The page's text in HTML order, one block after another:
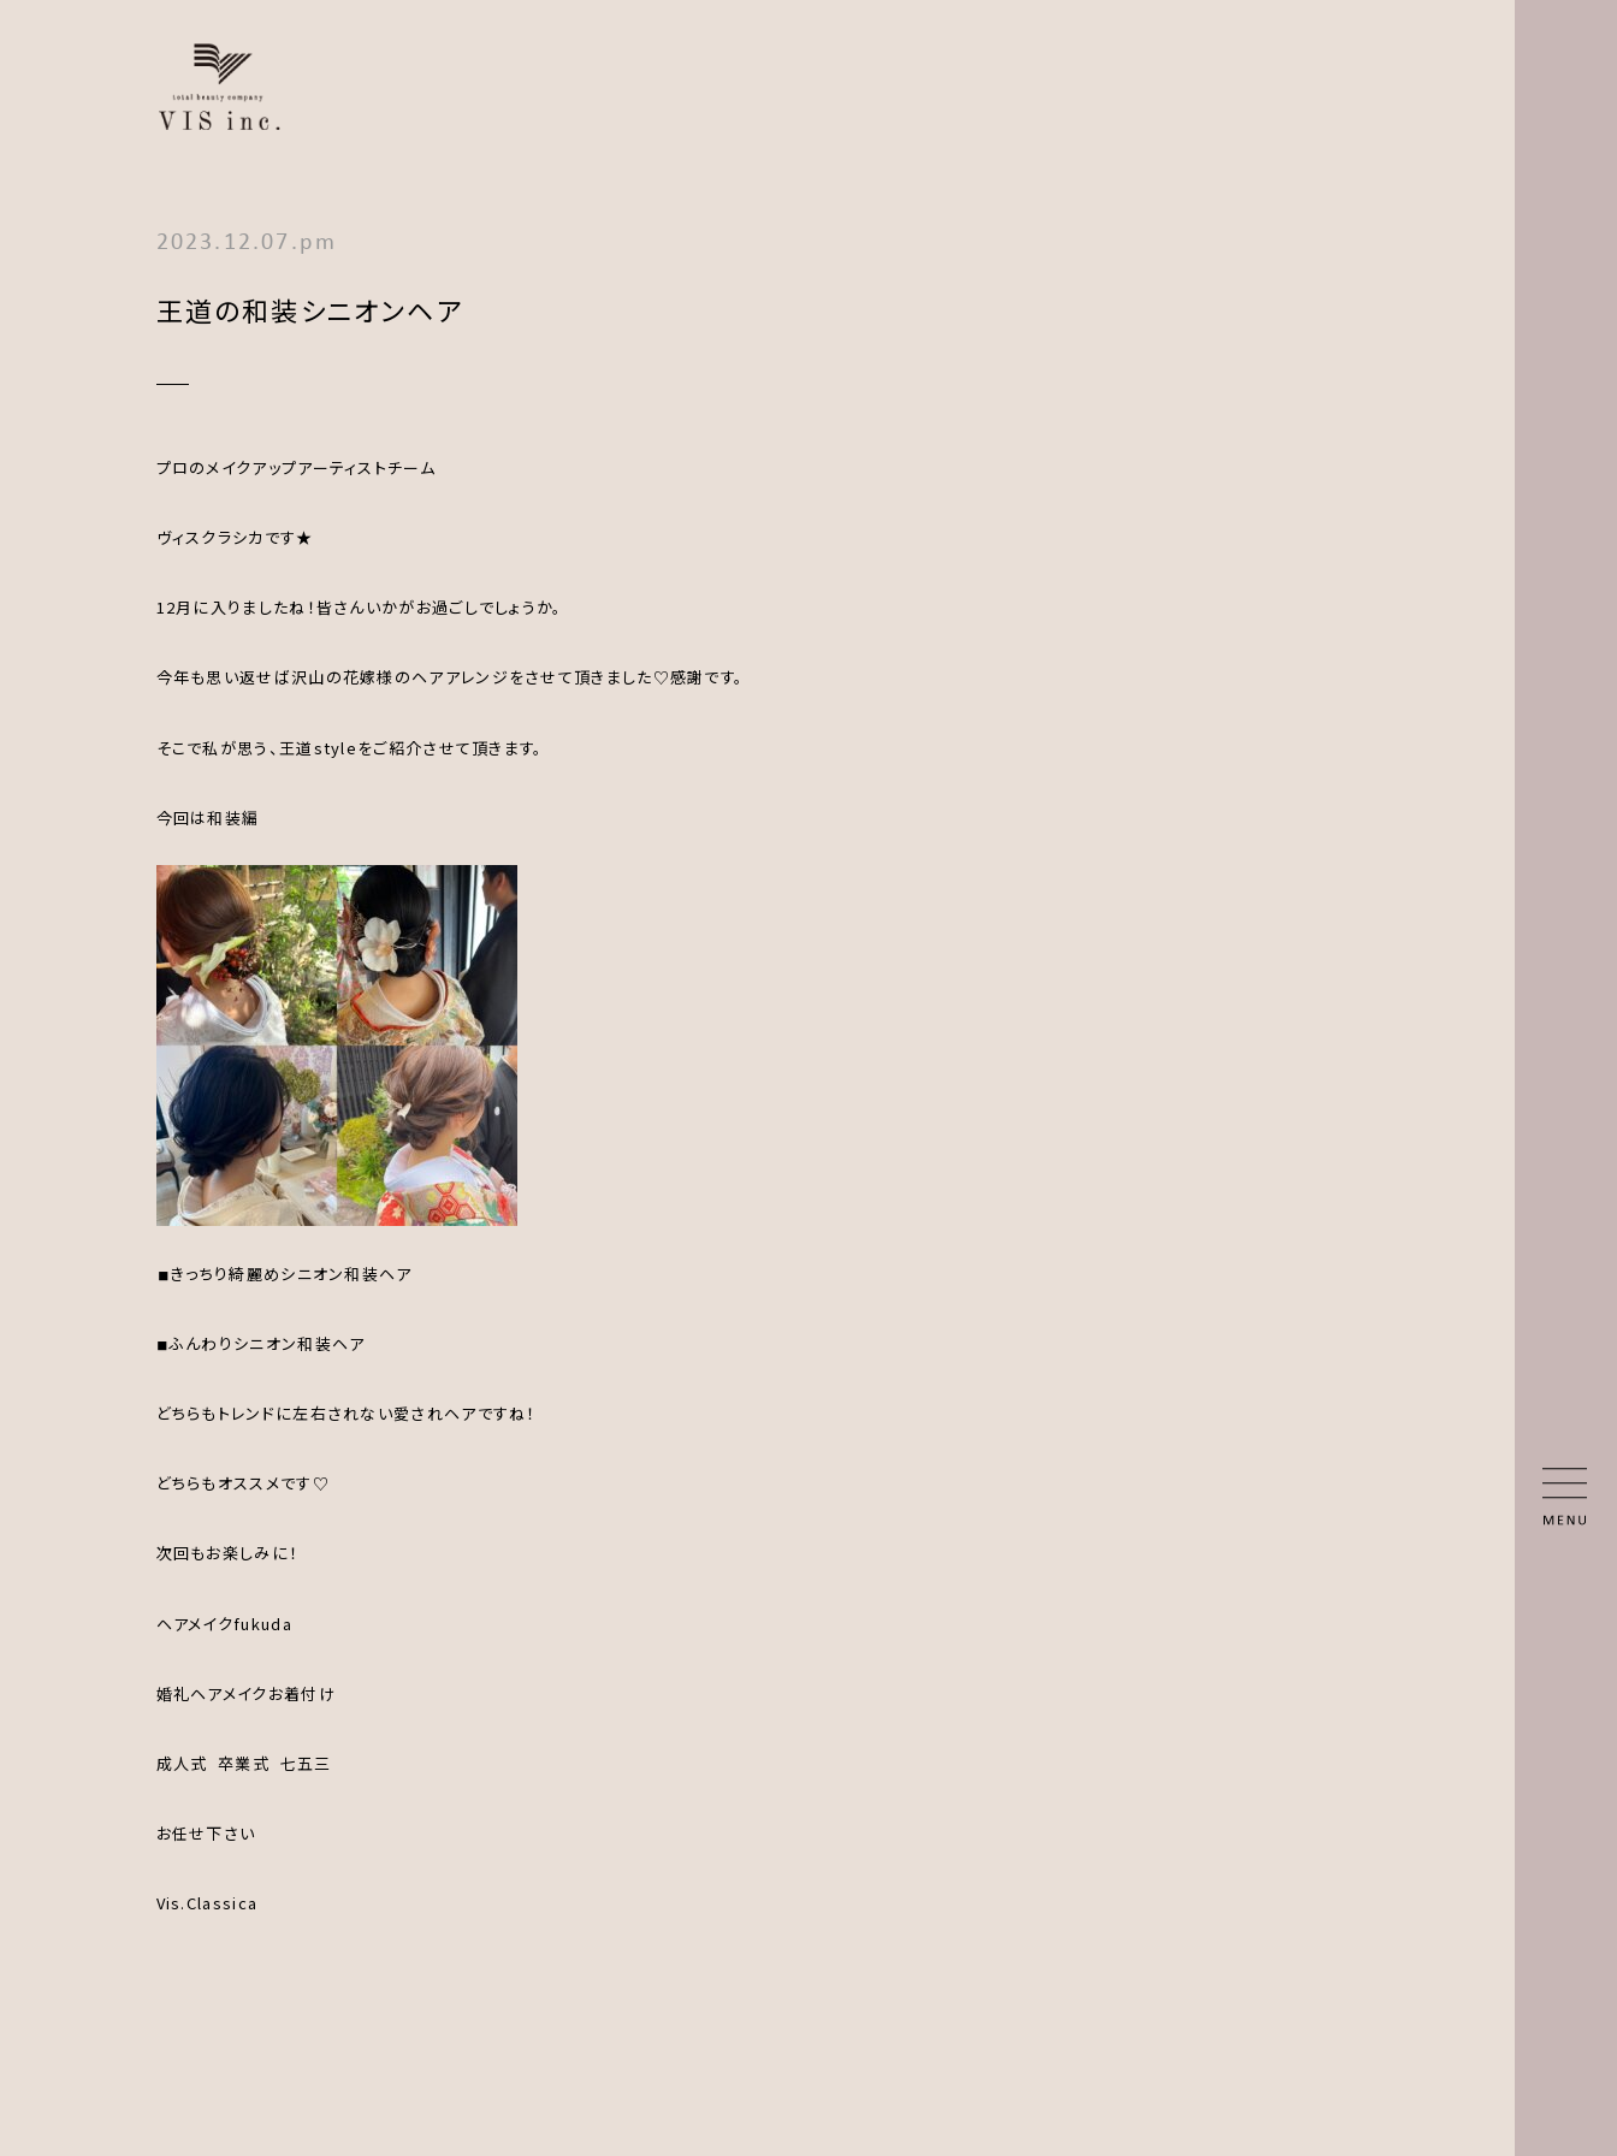
2023.12.07.pm
王道の和装シニオンヘア
プロのメイクアップアーティストチーム
ヴィスクラシカです★
12月に入りましたね！皆さんいかがお過ごしでしょうか。
今年も思い返せば沢山の花嫁様のヘアアレンジをさせて頂きました♡感謝です。
そこで私が思う、王道styleをご紹介させて頂きます。
今回は和装編
︎︎︎︎︎︎◾︎きっちり綺麗めシニオン和装ヘア
◾︎ふんわりシニオン和装ヘア
どちらもトレンドに左右されない愛されヘアですね！
どちらもオススメです♡
次回もお楽しみに！
ヘアメイクfukuda
婚礼ヘアメイクお着付け
成人式 卒業式 七五三
お任せ下さい
Vis.Classica